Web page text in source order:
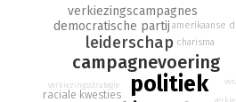
onervaren maar bovenal had hij af te
zwaargewichten als tegenstanders.
In de Democratische
die tot de laatste snik bleef
eerste vrouwelijke president in de
politiek
campagnevoering
leiderschap
democratische partij
verkiezingscampagnes
raciale kwesties
amerikaanse
charisma
verkiezingsstrategie